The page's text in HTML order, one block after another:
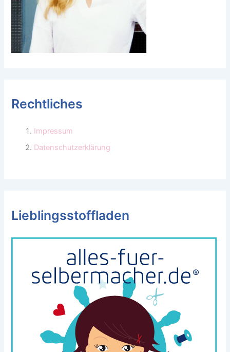
Rechtliches
Impressum
Datenschutzerklärung
Lieblingsstoffladen